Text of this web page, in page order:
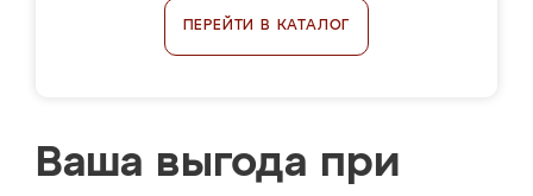
ПЕРЕЙТИ В КАТАЛОГ
Ваша выгода при